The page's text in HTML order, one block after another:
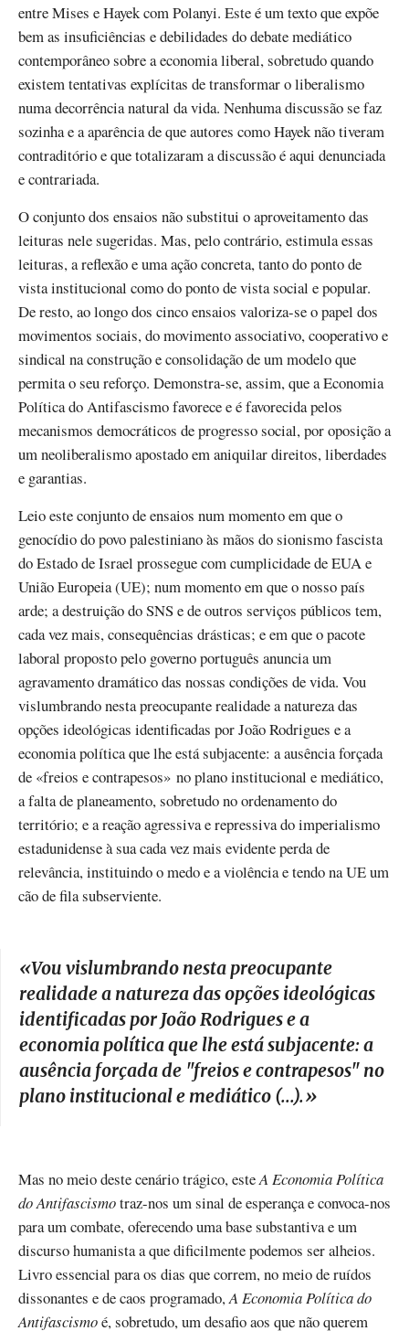
entre Mises e Hayek com Polanyi. Este é um texto que expõe
bem as insuficiências e debilidades do debate mediático
contemporâneo sobre a economia liberal, sobretudo quando
existem tentativas explícitas de transformar o liberalismo
numa decorrência natural da vida. Nenhuma discussão se faz
sozinha e a aparência de que autores como Hayek não tiveram
contraditório e que totalizaram a discussão é aqui denunciada
e contrariada.
O conjunto dos ensaios não substitui o aproveitamento das
leituras nele sugeridas. Mas, pelo contrário, estimula essas
leituras, a reflexão e uma ação concreta, tanto do ponto de
vista institucional como do ponto de vista social e popular.
De resto, ao longo dos cinco ensaios valoriza-se o papel dos
movimentos sociais, do movimento associativo, cooperativo e
sindical na construção e consolidação de um modelo que
permita o seu reforço. Demonstra-se, assim, que a Economia
Política do Antifascismo favorece e é favorecida pelos
mecanismos democráticos de progresso social, por oposição a
um neoliberalismo apostado em aniquilar direitos, liberdades
e garantias.
Leio este conjunto de ensaios num momento em que o
genocídio do povo palestiniano às mãos do sionismo fascista
do Estado de Israel prossegue com cumplicidade de EUA e
União Europeia (UE); num momento em que o nosso país
arde; a destruição do SNS e de outros serviços públicos tem,
cada vez mais, consequências drásticas; e em que o pacote
laboral proposto pelo governo português anuncia um
agravamento dramático das nossas condições de vida. Vou
vislumbrando nesta preocupante realidade a natureza das
opções ideológicas identificadas por João Rodrigues e a
economia política que lhe está subjacente: a ausência forçada
de «freios e contrapesos» no plano institucional e mediático,
a falta de planeamento, sobretudo no ordenamento do
território; e a reação agressiva e repressiva do imperialismo
estadunidense à sua cada vez mais evidente perda de
relevância, instituindo o medo e a violência e tendo na UE um
cão de fila subserviente.
«Vou vislumbrando nesta preocupante
realidade a natureza das opções ideológicas
identificadas por João Rodrigues e a
economia política que lhe está subjacente: a
ausência forçada de "freios e contrapesos" no
plano institucional e mediático (...).»
Mas no meio deste cenário trágico, esteA Economia Política
do Antifascismotraz-nos um sinal de esperança e convoca-nos
para um combate, oferecendo uma base substantiva e um
discurso humanista a que dificilmente podemos ser alheios.
Livro essencial para os dias que correm, no meio de ruídos
dissonantes e de caos programado,A Economia Política do
Antifascismoé, sobretudo, um desafio aos que não querem